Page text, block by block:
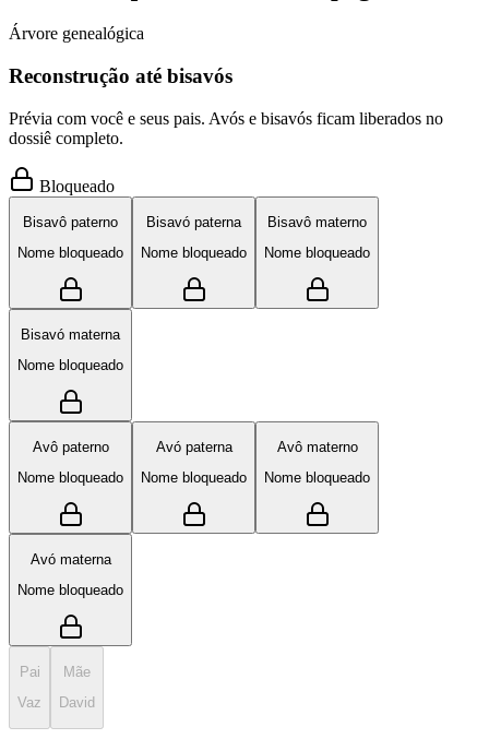
Árvore genealógica
Reconstrução até bisavós
Prévia com você e seus pais. Avós e bisavós ficam liberados no
dossiê completo.
Bloqueado
Bisavô paterno
Nome bloqueado
Bisavó paterna
Nome bloqueado
Bisavô materno
Nome bloqueado
Bisavó materna
Nome bloqueado
Avô paterno
Nome bloqueado
Avó paterna
Nome bloqueado
Avô materno
Nome bloqueado
Avó materna
Nome bloqueado
Pai
Vaz
Mãe
David